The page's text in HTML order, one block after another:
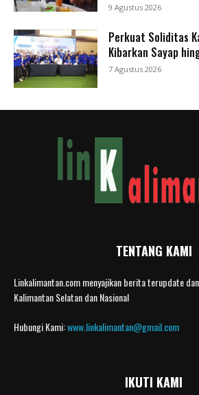
9 Agustus 2026
Perkuat Soliditas
Kibarkan Sayap
7 Agustus 2026
TENTANG KAMI
Linkalimantan.com menyajikan berita terupdate
Kalimantan Selatan dan Nasional
Hubungi Kami:www.linkalimantan@gmail.com
IKUTI KAMI